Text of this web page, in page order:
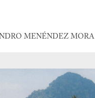
MENÉNDEZ MORA